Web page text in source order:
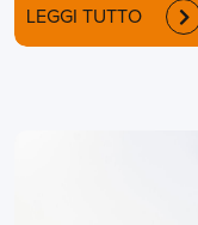
LEGGI TUTTO